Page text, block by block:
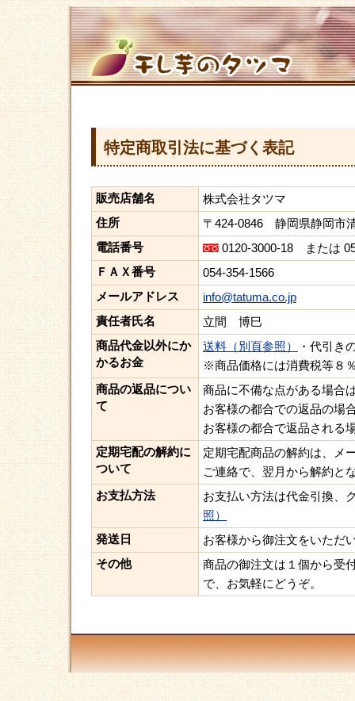
特定商取引法に基づく表記
販売店舗名
株式会社タツマ
住所
〒424-0846 静岡県静岡市
電話番号
0120-3000-18 または
ＦＡＸ番号
054-354-1566
メールアドレス
info@tatuma.co.jp
責任者氏名
立間 博巳
商品代金以外にか
かるお金
送料（別頁参照）
・代引き
※商品価格には消費税等８
商品の返品につい
て
商品に不備な点がある場合
お客様の都合での返品の場
お客様の都合で返品される
定期宅配の解約に
ついて
定期宅配商品の解約は、メ
ご連絡で、翌月から解約と
お支払方法
お支払い方法は代金引換、
照）
発送日
お客様から御注文をいただ
その他
商品の御注文は１個から受
で、お気軽にどうぞ。